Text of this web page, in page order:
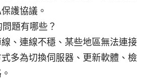
護協議。
題有哪些？
、連線不穩、某些地區無法連接
多為切換伺服器、更新軟體、檢